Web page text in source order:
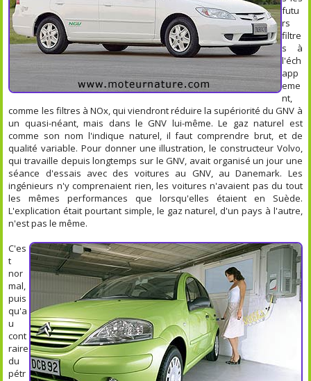
futu
rs
filtre
s à
l'éch
app
eme
nt,
comme les filtres à NOx, qui viendront réduire la supériorité du GNV à
un quasi-néant, mais dans le GNV lui-même. Le gaz naturel est
comme son nom l'indique naturel, il faut comprendre brut, et de
qualité variable. Pour donner une illustration, le constructeur Volvo,
qui travaille depuis longtemps sur le GNV, avait organisé un jour une
séance d'essais avec des voitures au GNV, au Danemark. Les
ingénieurs n'y comprenaient rien, les voitures n'avaient pas du tout
les mêmes performances que lorsqu'elles étaient en Suède.
L'explication était pourtant simple, le gaz naturel, d'un pays à l'autre,
n'est pas le même.
C'es
t
nor
mal,
puis
qu'a
u
cont
raire
du
pétr